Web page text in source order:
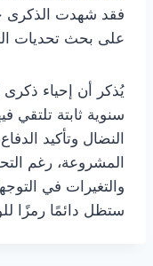
فقد شهدت الذكرى
على بحث تحديات
سنوية ثابتة تلتقي
النضال وتأكيد
المشروعة، رغم
والتغيرات في
ستظل دائمًا رمزًا